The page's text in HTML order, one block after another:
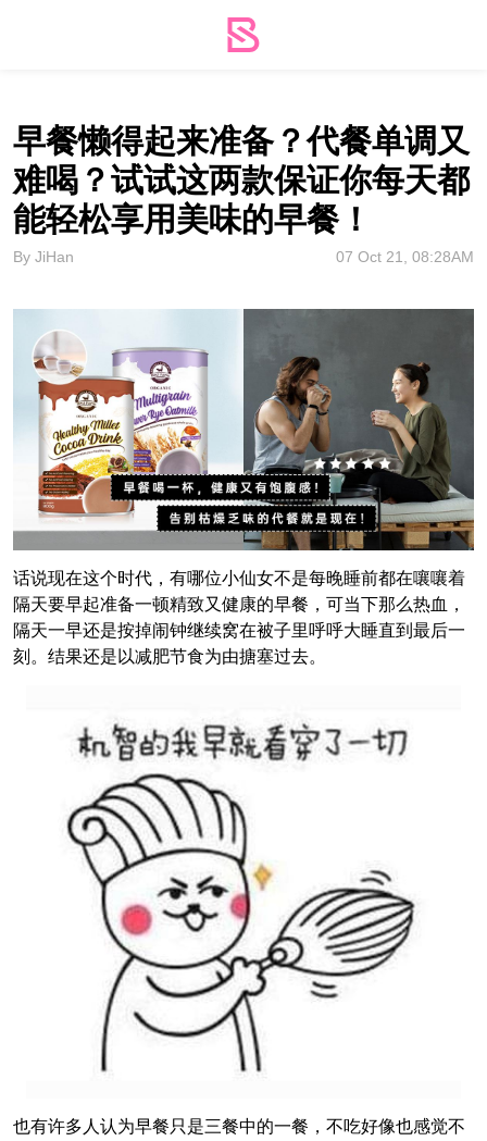
早餐懒得起来准备？代餐单调又
难喝？试试这两款保证你每天都
能轻松享用美味的早餐！
By JiHan 07 Oct 21, 08:28AM
话说现在这个时代，有哪位小仙女不是每晚睡前都在嚷嚷着
隔天要早起准备一顿精致又健康的早餐，可当下那么热血，
隔天一早还是按掉闹钟继续窝在被子里呼呼大睡直到最后一
刻。结果还是以减肥节食为由搪塞过去。
也有许多人认为早餐只是三餐中的一餐，不吃好像也感觉不